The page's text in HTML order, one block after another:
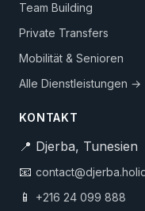
Team Building
Private Transfers
Mobilität & Senioren
Alle Dienstleistungen →
KONTAKT
📍 Djerba, Tunesien
📧
📱 +216 24 099 888